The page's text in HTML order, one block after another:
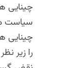
چینایی
سیاست
چینایی
را زیر